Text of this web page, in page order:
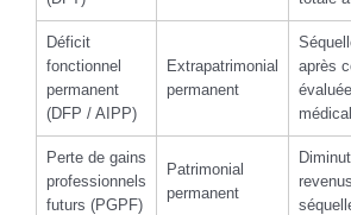
Déficit
fonctionnel
permanent
(DFP / AIPP)
Extrapatrimonial
permanent
après
Perte de gains
professionnels
futurs (PGPF)
Patrimonial
permanent